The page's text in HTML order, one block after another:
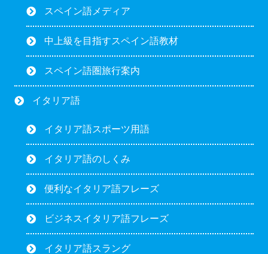
スペイン語メディア
中上級を目指すスペイン語教材
スペイン語圏旅行案内
イタリア語
イタリア語スポーツ用語
イタリア語のしくみ
便利なイタリア語フレーズ
ビジネスイタリア語フレーズ
イタリア語スラング